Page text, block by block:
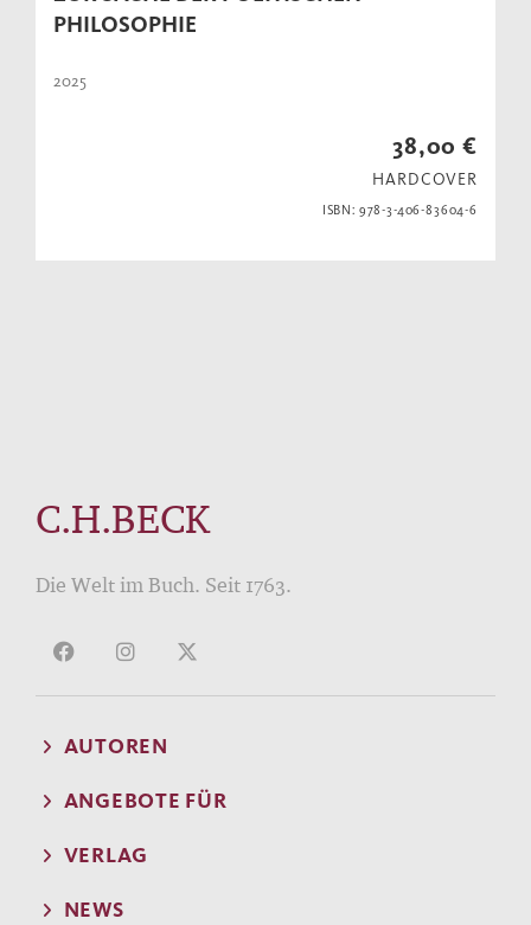
PHILOSOPHIE
2025
38,00 €
HARDCOVER
ISBN: 978-3-406-83604-6
C.H.BECK
Die Welt im Buch. Seit 1763.
AUTOREN
ANGEBOTE FÜR
VERLAG
NEWS